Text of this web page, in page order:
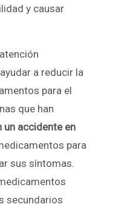
y causar
a reducir la
para el
que han
un accidente en
para
sus síntomas.
secundarios